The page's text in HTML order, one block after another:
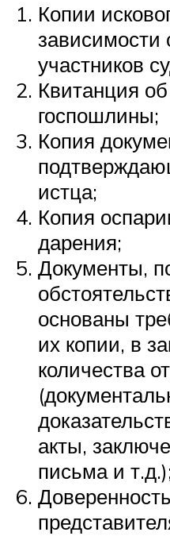
Копии
зависимости
участников
Квитанция
госпошлины;
Копия
истца;
Копия
дарения;
Документы,
основаны
их копии, в
количества
акты,
письма и